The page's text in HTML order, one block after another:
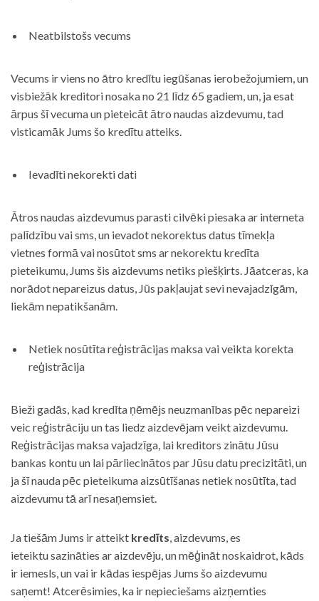
Neatbilstošs vecums
Vecums ir viens no ātro kredītu iegūšanas ierobežojumiem, un
visbiežāk kreditori nosaka no 21 līdz 65 gadiem, un, ja esat
ārpus šī vecuma un pieteicāt ātro naudas aizdevumu, tad
visticamāk Jums šo kredītu atteiks.
Ievadīti nekorekti dati
Ātros naudas aizdevumus parasti cilvēki piesaka ar interneta
palīdzību vai sms, un ievadot nekorektus datus tīmekļa
vietnes formā vai nosūtot sms ar nekorektu kredīta
pieteikumu, Jums šis aizdevums netiks piešķirts. Jāatceras, ka
norādot nepareizus datus, Jūs pakļaujat sevi nevajadzīgām,
liekām nepatikšanām.
Netiek nosūtīta reģistrācijas maksa vai veikta korekta
reģistrācija
Bieži gadās, kad kredīta ņēmējs neuzmanības pēc nepareizi
veic reģistrāciju un tas liedz aizdevējam veikt aizdevumu.
Reģistrācijas maksa vajadzīga, lai kreditors zinātu Jūsu
bankas kontu un lai pārliecinātos par Jūsu datu precizitāti, un
ja šī nauda pēc pieteikuma aizsūtīšanas netiek nosūtīta, tad
aizdevumu tā arī nesaņemsiet.
Ja tiešām Jums ir atteikt kredīts, aizdevums, es
ieteiktu sazināties ar aizdevēju, un mēģināt noskaidrot, kāds
ir iemesls, un vai ir kādas iespējas Jums šo aizdevumu
saņemt! Atcerēsimies, ka ir nepieciešams aizņemties